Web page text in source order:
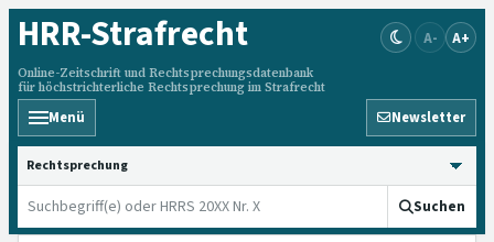
HRR-Strafrecht
Online-Zeitschrift und Rechtsprechungsdatenbank
für höchstrichterliche Rechtsprechung im Strafrecht
A- A+
Menü Newsletter
HRRS durchsuchen
Suchen